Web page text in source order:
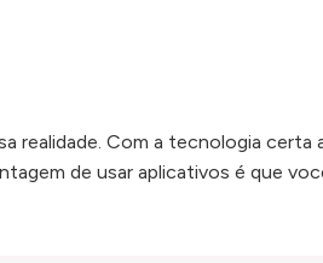
realidade. Com a tecnologia certa
de usar aplicativos é que